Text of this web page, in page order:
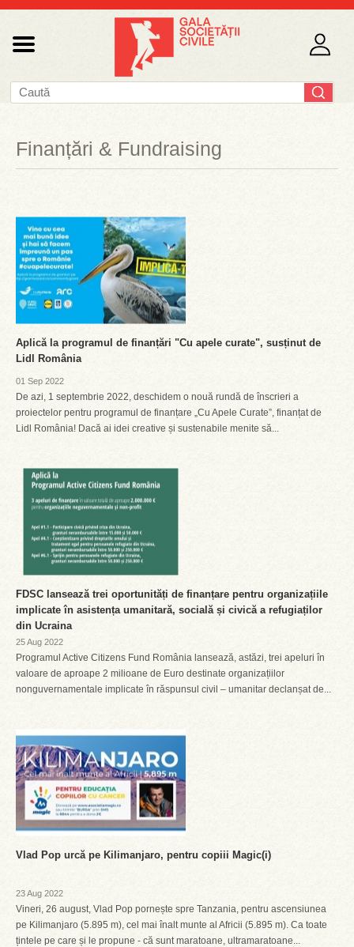
Finanțări & Fundraising
Aplică la programul de finanțări "Cu apele curate", susținut de
Lidl România
01 Sep 2022
De azi, 1 septembrie 2022, deschidem o nouă rundă de înscrieri a
proiectelor pentru programul de finanțare „Cu Apele Curate”, finanțat de
Lidl România! Dacă ai idei creative și sustenabile menite să...
FDSC lansează trei oportunități de finanțare pentru organizațiile
implicate în asistența umanitară, socială și civică a refugiaților
din Ucraina
25 Aug 2022
Programul Active Citizens Fund România lansează, astăzi, trei apeluri în
valoare de aproape 2 milioane de Euro destinate organizațiilor
nonguvernamentale implicate în răspunsul civil – umanitar declanșat de...
Vlad Pop urcă pe Kilimanjaro, pentru copiii Magic(i)
23 Aug 2022
Vineri, 26 august, Vlad Pop pornește spre Tanzania, pentru ascensiunea
pe Kilimanjaro (5.895 m), cel mai înalt munte al Africii (5.895 m). Ca toate
țintele pe care și le propune - că sunt maratoane, ultramaratoane...